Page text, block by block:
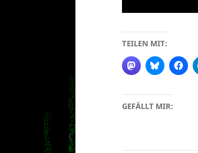
TEILEN MIT:
GEFÄLLT MIR: